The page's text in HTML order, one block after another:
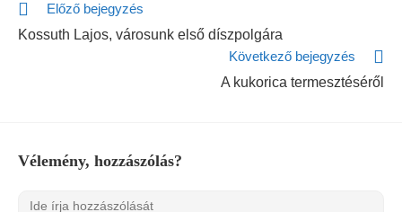
Előző bejegyzés
Kossuth Lajos, városunk első díszpolgára
Következő bejegyzés
A kukorica termesztéséről
Vélemény, hozzászólás?